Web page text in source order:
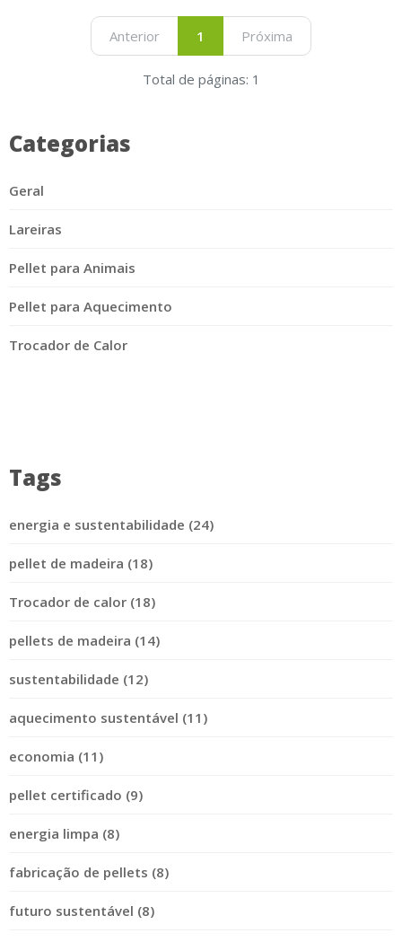
Anterior 1 Próxima
Total de páginas: 1
Categorias
Geral
Lareiras
Pellet para Animais
Pellet para Aquecimento
Trocador de Calor
Tags
energia e sustentabilidade (24)
pellet de madeira (18)
Trocador de calor (18)
pellets de madeira (14)
sustentabilidade (12)
aquecimento sustentável (11)
economia (11)
pellet certificado (9)
energia limpa (8)
fabricação de pellets (8)
futuro sustentável (8)